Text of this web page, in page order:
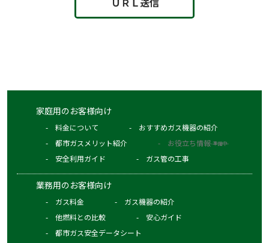
当社は、ガス小売供給約款を変更することがありま
なお、お客さまは、変更を承諾いただけない場合は契
約を解約することができます。
ガスの供給を停止されたお客さまが、当社の指定した
期日までにその理由となった事実を解消しない場合に
は、契約を解約することがあります。
5.ガス使用量の検針やガス料金の計算方法など
あらかじめ定めた日に毎月１度検針を行います。
ガス料金は、前回の検針日及び今回の検針日における
家庭用のお客様向け
料金について
おすすめガス機器の紹介
都市ガスメリット紹介
お役立ち情報-準備中-
安全利用ガイド ガス管の工事
業務用のお客様向け
ガス料金
ガス機器の紹介
他燃料との比較
安心ガイド
都市ガス安全データシート